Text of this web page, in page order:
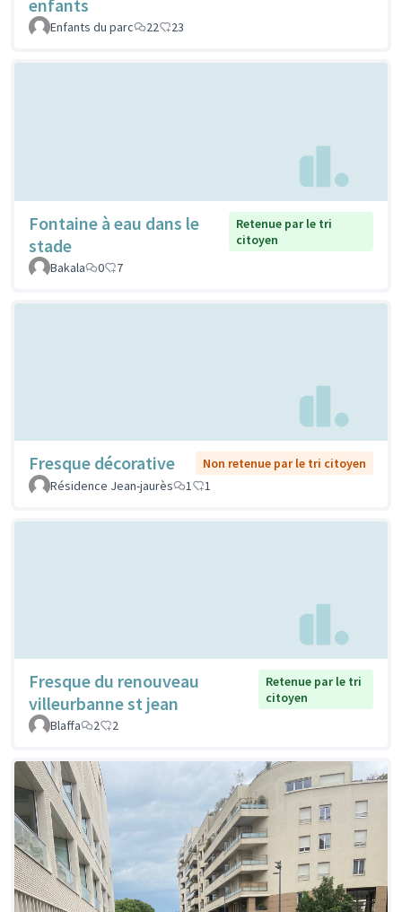
enfants
Enfants du parc 22 23
Fontaine à eau dans le
stade
Retenue par le tri
citoyen
Bakala
0 7
Fresque décorative
Non retenue par le tri citoyen
Résidence Jean-jaurès
1 1
Fresque du renouveau
villeurbanne st jean
Retenue par le tri
citoyen
Blaffa
2 2